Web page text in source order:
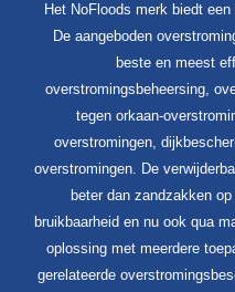
Het NoFloods merk biedt
De aangeboden
beste en meest
overstromingsbeheersing,
tegen orkaan-
overstromingen,
overstromingen. De
beter dan zandzakken
bruikbaarheid en nu ook qua
oplossing met meerdere
gerelateerde